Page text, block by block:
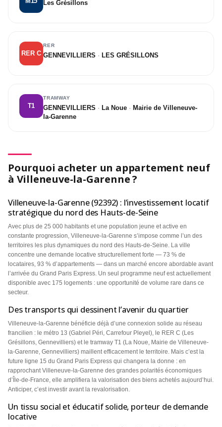
Les Grésillons
RER C
RER
GENNEVILLIERS · LES GRÉSILLONS
T1
TRAMWAY
GENNEVILLIERS · La Noue · Mairie de Villeneuve-
la-Garenne
Pourquoi acheter un appartement neuf
à Villeneuve-la-Garenne ?
Villeneuve-la-Garenne (92392) : l’investissement locatif
stratégique du nord des Hauts-de-Seine
Avec plus de 25 000 habitants et une population jeune et active en
constante progression, Villeneuve-la-Garenne s’impose comme l’un des
territoires les plus dynamiques du nord des Hauts-de-Seine. La ville
concentre une demande locative structurellement forte — 73 % de
locataires, 93 % d’appartements — dans un marché encore abordable avant
l’arrivée du Grand Paris Express. Un seul programme neuf est actuellement
disponible avec 175 logements : une opportunité de volume rare dans ce
secteur.
Des transports qui dessinent l’avenir du quartier
Villeneuve-la-Garenne bénéficie déjà d’une connexion solide au réseau
francilien : le métro 13 (Gabriel Péri, Carrefour Pleyel), le RER C (Les
Grésillons, Gennevilliers) et le tramway T1 (La Noue, Mairie de Villeneuve-
la-Garenne, Gennevilliers) maillent efficacement le territoire. Mais c’est la
future ligne 15 du Grand Paris Express qui changera la donne : en
rapprochant Villeneuve-la-Garenne des grandes polarités économiques
d’Île-de-France, elle amplifiera la valorisation des biens achetés aujourd’hui.
Anticiper, c’est investir avant la revalorisation.
Un tissu social et éducatif solide, porteur de demande
locative